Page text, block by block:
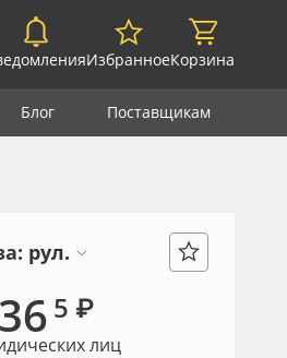
ИзбранноеКорзина
Блог Поставщикам
рул.
5 ₽
лиц